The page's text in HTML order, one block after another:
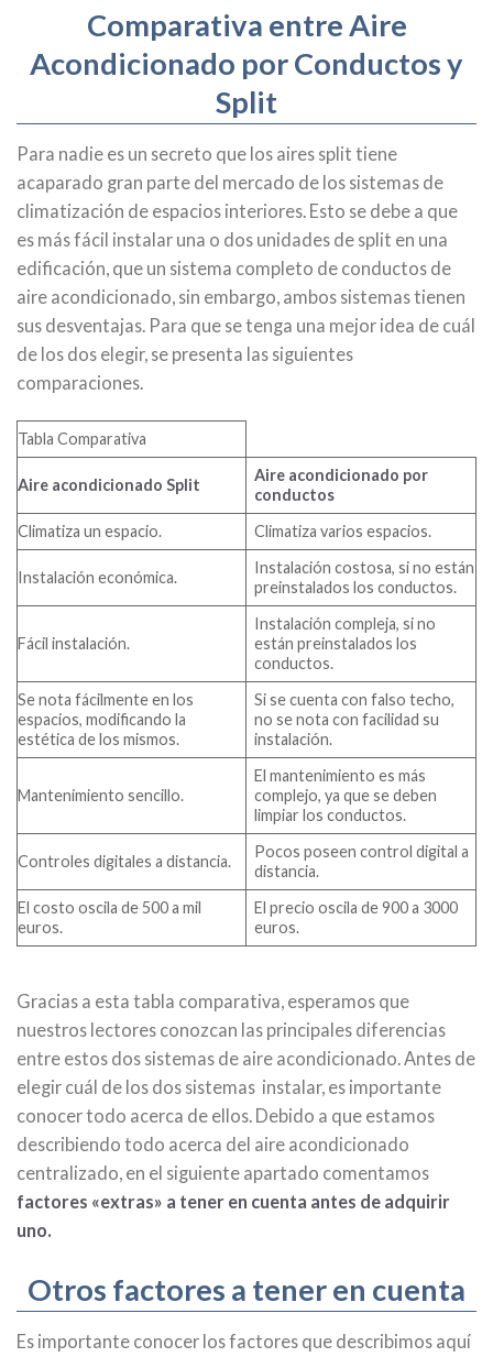
Comparativa entre Aire
Acondicionado por Conductos y
Split
Para nadie es un secreto que los aires split tiene
acaparado gran parte del mercado de los sistemas de
climatización de espacios interiores. Esto se debe a que
es más fácil instalar una o dos unidades de split en una
edificación, que un sistema completo de conductos de
aire acondicionado, sin embargo, ambos sistemas tienen
sus desventajas. Para que se tenga una mejor idea de cuál
de los dos elegir, se presenta las siguientes
comparaciones.
Tabla Comparativa
Aire acondicionado Split
Aire acondicionado por
conductos
Climatiza un espacio.
Climatiza varios espacios.
Instalación económica.
Instalación costosa, si no están
preinstalados los conductos.
Fácil instalación.
Instalación compleja, si no
están preinstalados los
conductos.
Se nota fácilmente en los
espacios, modificando la
estética de los mismos.
Si se cuenta con falso techo,
no se nota con facilidad su
instalación.
Mantenimiento sencillo.
El mantenimiento es más
complejo, ya que se deben
limpiar los conductos.
Controles digitales a distancia.
Pocos poseen control digital a
distancia.
El costo oscila de 500 a mil
euros.
El precio oscila de 900 a 3000
euros.
Gracias a esta tabla comparativa, esperamos que
nuestros lectores conozcan las principales diferencias
entre estos dos sistemas de aire acondicionado. Antes de
elegir cuál de los dos sistemas instalar, es importante
conocer todo acerca de ellos. Debido a que estamos
describiendo todo acerca del aire acondicionado
centralizado, en el siguiente apartado comentamos
factores «extras» a tener en cuenta antes de adquirir
uno.
Otros factores a tener en cuenta
Es importante conocer los factores que describimos aquí